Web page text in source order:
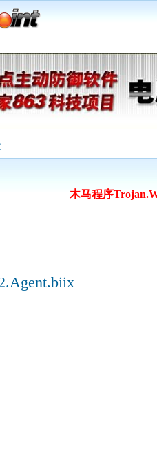
木马程序